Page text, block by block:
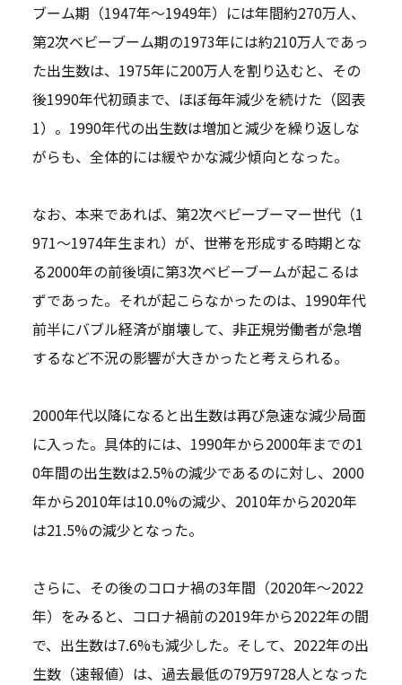
ブーム期（1947年～1949年）には年間約270万人、
第2次ベビーブーム期の1973年には約210万人であっ
た出生数は、1975年に200万人を割り込むと、その
後1990年代初頭まで、ほぼ毎年減少を続けた（図表
1）。1990年代の出生数は増加と減少を繰り返しな
がらも、全体的には緩やかな減少傾向となった。
なお、本来であれば、第2次ベビーブーマー世代（1
971～1974年生まれ）が、世帯を形成する時期とな
る2000年の前後頃に第3次ベビーブームが起こるは
ずであった。それが起こらなかったのは、1990年代
前半にバブル経済が崩壊して、非正規労働者が急増
するなど不況の影響が大きかったと考えられる。
2000年代以降になると出生数は再び急速な減少局面
に入った。具体的には、1990年から2000年までの1
0年間の出生数は2.5%の減少であるのに対し、2000
年から2010年は10.0%の減少、2010年から2020年
は21.5%の減少となった。
さらに、その後のコロナ禍の3年間（2020年～2022
年）をみると、コロナ禍前の2019年から2022年の間
で、出生数は7.6%も減少した。そして、2022年の出
生数（速報値）は、過去最低の79万9728人となった